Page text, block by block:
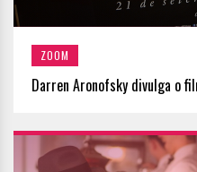
ZOOM
Darren Aronofsky divulga o